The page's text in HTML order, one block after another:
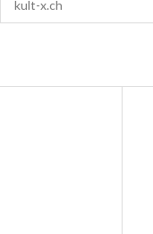
Kult-X Kreuzlingen
Kreuzlingen,8280
kult-x.ch